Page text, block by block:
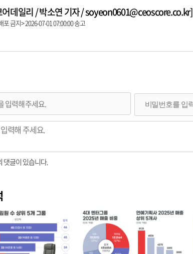
어데일리 / 박소연 기자 / soyeon0601@ceoscore.co.kr]
포 금지> 2026-07-01 07:00:00 송고
댓글이 있습니다.